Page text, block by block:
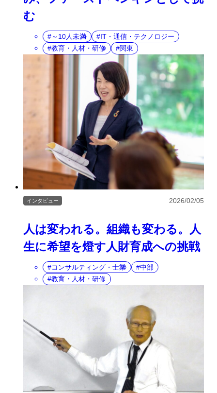
む
～10人未満
IT・通信・テクノロジー
教育・人材・研修
関東
人は変われる。組織も変わる。人
生に希望を燈す人財育成への挑戦
インタビュー 2026/02/05
コンサルティング・士業
中部
教育・人材・研修